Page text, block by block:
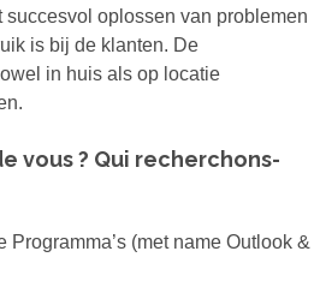
succesvol oplossen van problemen
is bij de klanten. De
in huis als op locatie
vous ? Qui recherchons-
Programma’s (met name Outlook &